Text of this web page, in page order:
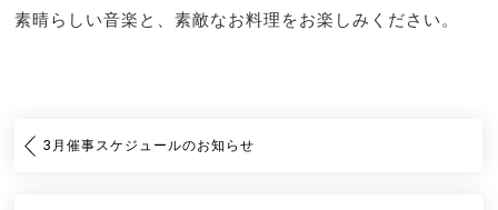
素晴らしい音楽と、素敵なお料理をお楽しみください。
3月催事スケジュールのお知らせ